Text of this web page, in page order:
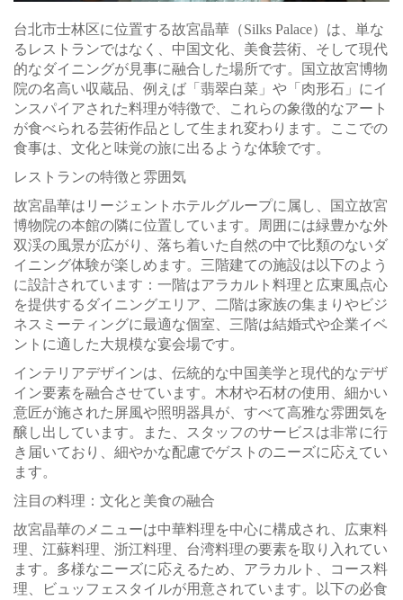
台北市士林区に位置する故宮晶華（Silks Palace）は、単な
るレストランではなく、中国文化、美食芸術、そして現代
的なダイニングが見事に融合した場所です。国立故宮博物
院の名高い収蔵品、例えば「翡翠白菜」や「肉形石」にイ
ンスパイアされた料理が特徴で、これらの象徴的なアート
が食べられる芸術作品として生まれ変わります。ここでの
食事は、文化と味覚の旅に出るような体験です。
レストランの特徴と雰囲気
故宮晶華はリージェントホテルグループに属し、国立故宮
博物院の本館の隣に位置しています。周囲には緑豊かな外
双渓の風景が広がり、落ち着いた自然の中で比類のないダ
イニング体験が楽しめます。三階建ての施設は以下のよう
に設計されています：一階はアラカルト料理と広東風点心
を提供するダイニングエリア、二階は家族の集まりやビジ
ネスミーティングに最適な個室、三階は結婚式や企業イベ
ントに適した大規模な宴会場です。
インテリアデザインは、伝統的な中国美学と現代的なデザ
イン要素を融合させています。木材や石材の使用、細かい
意匠が施された屏風や照明器具が、すべて高雅な雰囲気を
醸し出しています。また、スタッフのサービスは非常に行
き届いており、細やかな配慮でゲストのニーズに応えてい
ます。
注目の料理：文化と美食の融合
故宮晶華のメニューは中華料理を中心に構成され、広東料
理、江蘇料理、浙江料理、台湾料理の要素を取り入れてい
ます。多様なニーズに応えるため、アラカルト、コース料
理、ビュッフェスタイルが用意されています。以下の必食